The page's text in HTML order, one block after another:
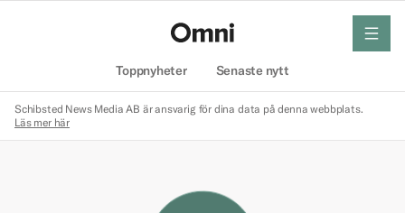
Toppnyheter Senaste nytt
meny
Schibsted News Media AB är ansvarig för dina data på denna webbplats.
Läs mer här